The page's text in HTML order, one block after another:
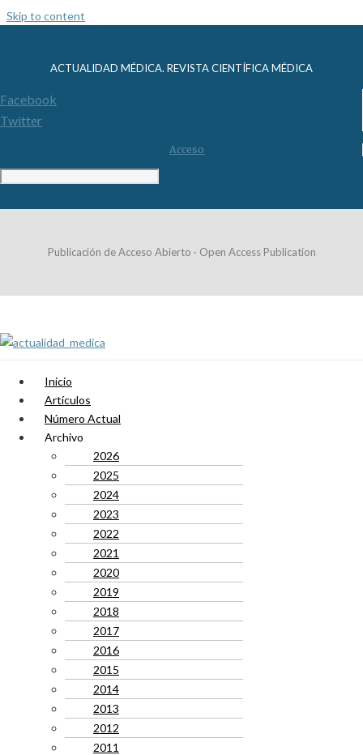
Skip to content
ACTUALIDAD MÉDICA. REVISTA CIENTÍFICA MÉDICA
Facebook
Twitter
Acceso
Publicación de Acceso Abierto · Open Access Publication
Inicio
Artículos
Número Actual
Archivo
2026
2025
2024
2023
2022
2021
2020
2019
2018
2017
2016
2015
2014
2013
2012
2011